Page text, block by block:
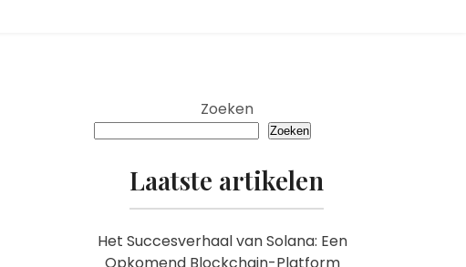
Zoeken
Zoeken
Laatste artikelen
Het Succesverhaal van Solana: Een